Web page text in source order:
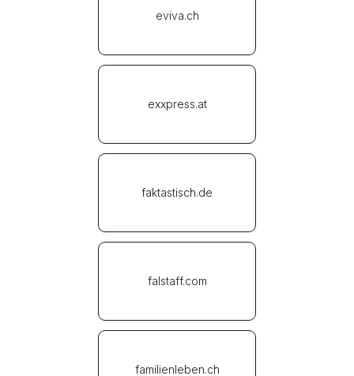
eviva.ch
exxpress.at
faktastisch.de
falstaff.com
familienleben.ch